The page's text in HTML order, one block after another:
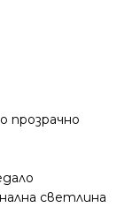
прозрачно
светлина